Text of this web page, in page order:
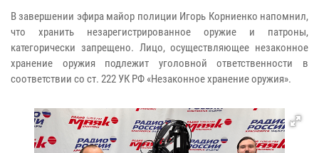
В завершении эфира майор полиции Игорь Корниенко напомнил,
что хранить незарегистрированное оружие и патроны,
категорически запрещено. Лицо, осуществляющее незаконное
хранение оружия подлежит уголовной ответственности в
соответствии со ст. 222 УК РФ «Незаконное хранение оружия».